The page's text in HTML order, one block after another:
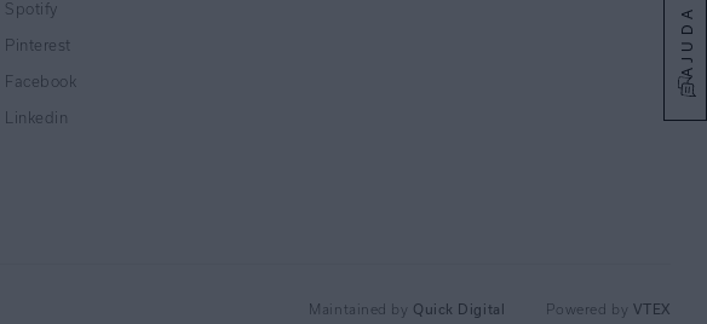
AJUDA
Spotify
Pinterest
Facebook
Linkedin
Maintained by Quick Digital Powered by VTEX